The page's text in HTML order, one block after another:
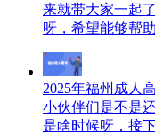
来就带大家一起
呀，希望能够帮
2025年福州成人
小伙伴们是不是
是啥时候呀，接